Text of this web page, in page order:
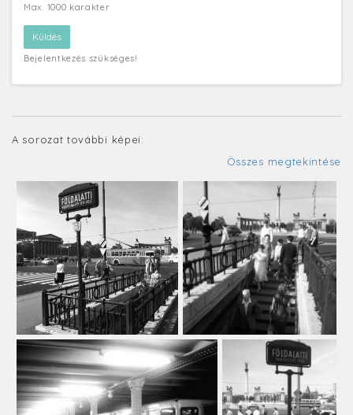
Max. 1000 karakter
Bejelentkezés szükséges!
A sorozat további képei:
Összes megtekintése